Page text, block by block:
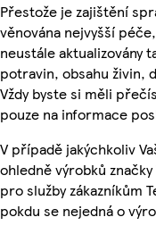
Přestože je zajištění
věnována nejvyšší
neustále aktualizovány
potravin, obsahu živin,
Vždy byste si měli
pouze na informace
V případě jakýchkoliv
ohledně výrobků
pro služby zákazníkům
pokdu se nejedná o